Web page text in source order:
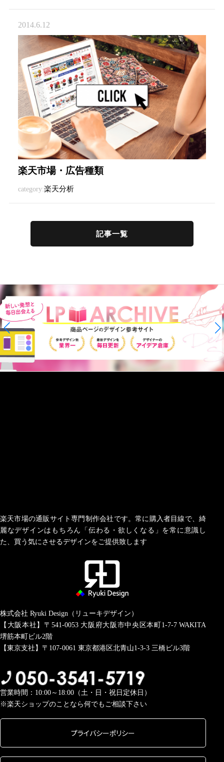
2014.6.12
楽天市場・広告種類
category:楽天分析
記事一覧
楽天市場の通販サイト専門制作会社です。常に購入者目線で、綺
麗なデザインはもちろん「伝わる・欲しくなる」を常に意識し
た、買う気にさせるデザインをご提供致します
株式会社 Ryuki Design（リューキデザイン）
【大阪本社】〒541-0053大阪府大阪市中央区本町1-7-7 WAKITA
堺筋本町ビル2階
【東京支社】〒107-0061 東京都港区北青山1-3-3 三橋ビル3階
営業時間：10:00～18:00（土・日・祝日定休日）
※楽天ショップのことなら何でもご相談下さい
プライバシーポリシー